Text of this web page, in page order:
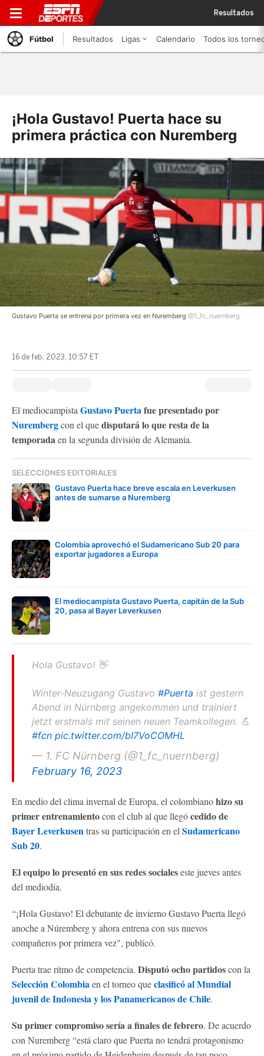
Resultados
Fútbol Resultados Ligas Calendario Todos los
¡Hola Gustavo! Puerta hace su
primera práctica con Nuremberg
Gustavo Puerta se entrena por primera vez en Nuremberg @1_fc_nuernberg
16 de feb, 2023, 10:57 ET
El mediocampista Gustavo Puertafue presentado por
Nurembergcon el quedisputará lo que resta de la
temporadaen la segunda división de Alemania.
SELECCIONES EDITORIALES
Gustavo Puerta hace breve escala en Leverkusen
antes de sumarse a Nuremberg
Colombia aprovechó el Sudamericano Sub 20 para
exportar jugadores a Europa
El mediocampista Gustavo Puerta, capitán de la Sub
20, pasa al Bayer Leverkusen
Hola Gustavo! 👋
Winter-Neuzugang Gustavo #Puerta ist gestern
Abend in Nürnberg angekommen und trainiert
jetzt erstmals mit seinen neuen Teamkollegen. 💪
#fcn pic.twitter.com/bI7VoCOMHL
— 1. FC Nürnberg (@1_fc_nuernberg)
February 16, 2023
En medio del clima invernal de Europa, el colombianohizo su
primer entrenamientocon el club al que llegócedido de
Bayer Leverkusentras su participación en el Sudamericano
Sub 20.
El equipo lo presentó en sus redes socialeseste jueves antes
del mediodía.
“¡Hola Gustavo! El debutante de invierno Gustavo Puerta llegó
anoche a Núremberg y ahora entrena con sus nuevos
compañeros por primera vez", publicó.
Puerta trae ritmo de competencia. Disputó ocho partidoscon la
Selección Colombiaen el torneo queclasificó al Mundial
juvenil de Indonesia y los Panamericanos de Chile.
Su primer compromiso sería a finales de febrero. De acuerdo
con Nuremberg “está claro que Puerta no tendrá protagonismo